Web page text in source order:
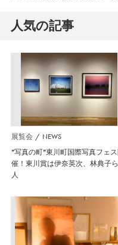
人気の記事
展覧会 NEWS
”写真の町”東川町国際写真フェ
催！東川賞は伊奈英次、林典子
人